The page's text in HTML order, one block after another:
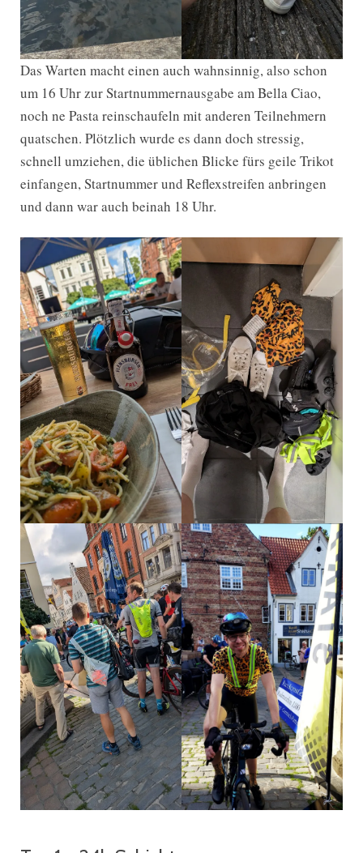
Das Warten macht einen auch wahnsinnig, also schon
um 16 Uhr zur Startnummernausgabe am Bella Ciao,
noch ne Pasta reinschaufeln mit anderen Teilnehmern
quatschen. Plötzlich wurde es dann doch stressig,
schnell umziehen, die üblichen Blicke fürs geile Trikot
einfangen, Startnummer und Reflexstreifen anbringen
und dann war auch beinah 18 Uhr.